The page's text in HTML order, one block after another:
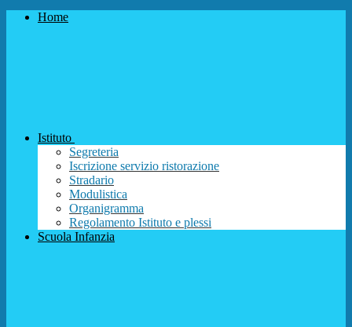
Home
Istituto
Segreteria
Iscrizione servizio ristorazione
Stradario
Modulistica
Organigramma
Regolamento Istituto e plessi
Scuola Infanzia